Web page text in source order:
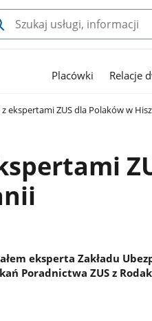
Placówki Relacje
ekspertami ZUS dla Polaków w
eksperta Zakładu
Poradnictwa ZUS z